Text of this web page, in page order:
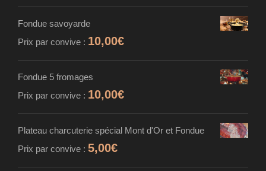
Fondue savoyarde
Prix par convive : 10,00€
Fondue 5 fromages
Prix par convive : 10,00€
Plateau charcuterie spécial Mont d'Or et Fondue
Prix par convive : 5,00€